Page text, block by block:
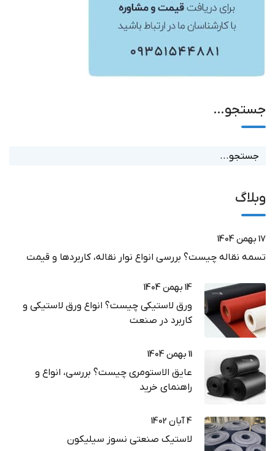
جستجو…
وبلاگ
17 بهمن 1404
تسمه نقاله چیست؟ بررسی انواع نوار نقاله، کاربردها و قیمت
14 بهمن 1404
ورق لاستیکی چیست؟ انواع ورق لاستیکی و
کاربرد در صنعت
11 بهمن 1404
عایق الاستومری چیست؟ بررسی، انواع و
راهنمای خرید
4 آبان 1402
لاستیک صنعتی نسوز سیلیکون